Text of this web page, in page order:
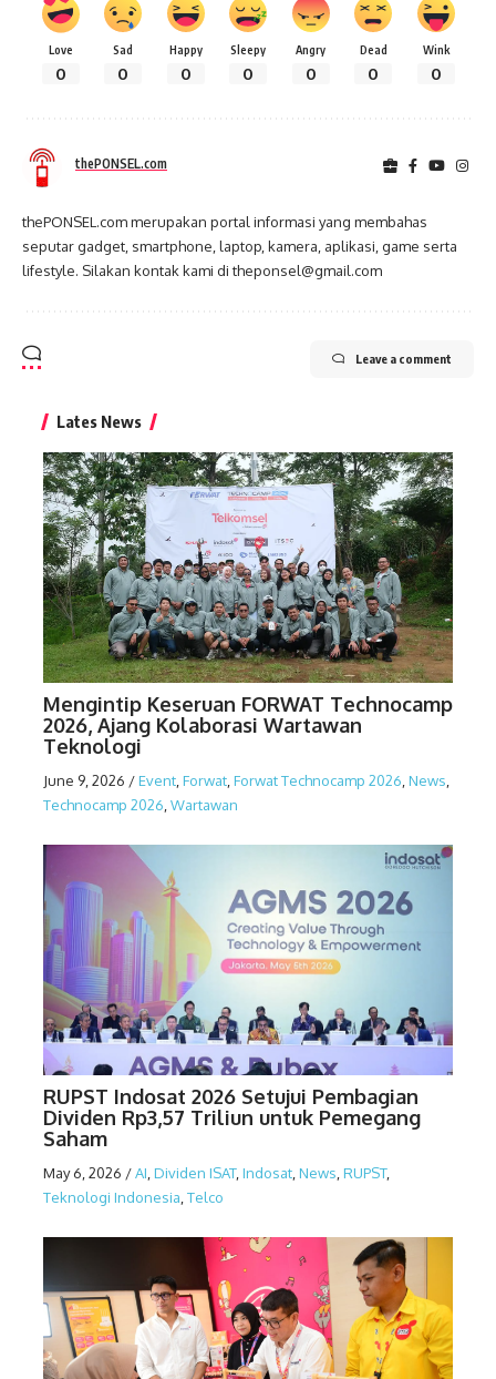
Love
0
Sad
0
Happy
0
Sleepy
0
Angry
0
Dead
0
Wink
0
thePONSEL.com
thePONSEL.com merupakan portal informasi yang membahas
seputar gadget, smartphone, laptop, kamera, aplikasi, game serta
lifestyle. Silakan kontak kami di theponsel@gmail.com
Leave a comment
Lates News
Mengintip Keseruan FORWAT Technocamp
2026, Ajang Kolaborasi Wartawan
Teknologi
June 9, 2026 /Event Forwat Forwat Technocamp 2026 News
Technocamp 2026 Wartawan
RUPST Indosat 2026 Setujui Pembagian
Dividen Rp3,57 Triliun untuk Pemegang
Saham
May 6, 2026 /AI,Dividen ISAT,Indosat,News,RUPST,
Teknologi Indonesia,Telco